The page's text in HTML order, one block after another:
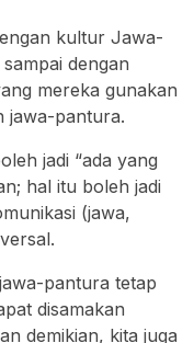
kultur Jawa-
dengan
mereka gunakan
jawa-pantura.
jadi “ada yang
hal itu boleh jadi
(jawa,
pantura tetap
disamakan
demikian, kita juga